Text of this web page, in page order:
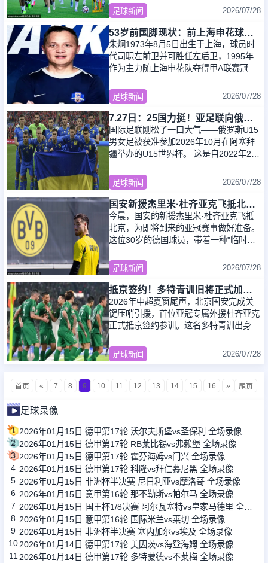
涯。这一激
足球新闻 2026/07/28
53岁前国脚现状：前上海申花球员，被误诊早退役，今在昆明当主教
朱炯1973年8月5日出生于上海，球员时
代司职左前卫并可胜任左后卫，1995年
作为主力随上海申花队夺得甲A联赛冠
甲A的老观众
足球新闻 2026/07/28
7.27日：25国力挺！亚足联向俄罗斯抛出橄榄枝，欧足联肯放弃这块核心利益么？
国际足联刚松了一口大气——俄罗斯U15
男女足被获准参加2026年10月在阿塞拜
疆举办的U15世界杯。 这是自2022年2月
国际
足球新闻 2026/07/28
国安新援杰里米·杜齐亚克飞抵北京：亚冠奇兵的背后故事与战术分析
今晨，国安的新援杰里米·杜齐亚克飞抵
北京，为即将到来的亚冠赛事做好准备。
这位30岁的德国球员，带着一种"临时
能踢亚冠
足球新闻 2026/07/28
抵京签约！多特青训旧将正式加盟国安，备战亚冠，成蒙哥马利麾下奇兵
2026年中超夏窗尾声，北京国安完成关
键压哨引援，首位亚冠专属外援杜齐亚克
正式抵京签约参训。这名多特青训出身的
德甲老将，专为亚冠赛事而来，精准对冲
球队大规
足球新闻 2026/07/28
首页 « 7 8 9 10 11 12 13 14 15 16 » 尾页
足球录像
1 2026年01月15日 德甲第17轮 沃尔夫斯堡vs圣保利 全场录像
2 2026年01月15日 德甲第17轮 RB莱比锡vs弗赖堡 全场录像
3 2026年01月15日 德甲第17轮 霍芬海姆vs门兴 全场录像
4 2026年01月15日 德甲第17轮 科隆vs拜仁慕尼黑 全场录像
5 2026年01月15日 非洲杯半决赛 尼日利亚vs摩洛哥 全场录像
6 2026年01月15日 意甲第16轮 那不勒斯vs帕尔马 全场录像
7
8 2026年01月15日 意甲第16轮 国际米兰vs莱切 全场录像
9 2026年01月15日 非洲杯半决赛 塞内加尔vs埃及 全场录像
102026年01月14日 德甲第17轮 美因茨vs海登海姆 全场录像
11 2026年01月14日 德甲第17轮 多特蒙德vs不莱梅 全场录像